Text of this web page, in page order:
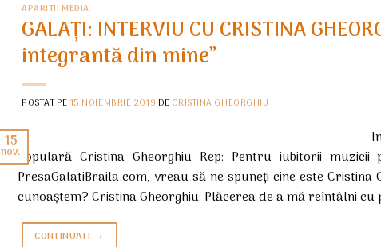
APARITII MEDIA
GALAŢI: INTERVIU CU CRISTINA
integrantă din mine”
POSTAT PE 15 NOIEMBRIE 2019 DE CRISTINA GHEORGHIU
15
nov.populară Cristina Gheorghiu Rep: Pentru iubitorii
PresaGalatiBraila.com, vreau să ne spuneţi cine este
cunoaştem? Cristina Gheorghiu: Plăcerea de a mă reîntâlni
CONTINUATI →